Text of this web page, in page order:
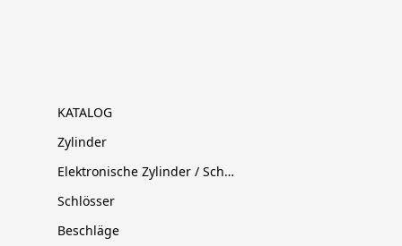
KATALOG
Zylinder
Elektronische Zylinder / Schließsysteme
Schlösser
Beschläge